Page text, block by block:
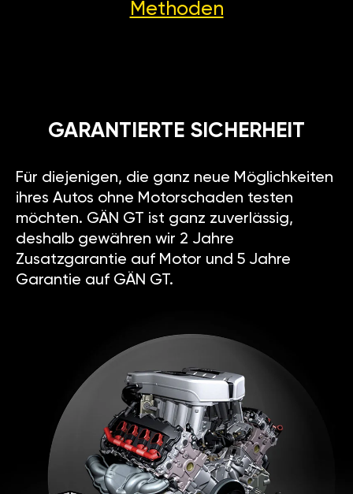
Methoden
GARANTIERTE SICHERHEIT
Für diejenigen, die ganz neue Möglichkeiten
ihres Autos ohne Motorschaden testen
möchten. GÄN GT ist ganz zuverlässig,
deshalb gewähren wir 2 Jahre
Zusatzgarantie auf Motor und 5 Jahre
Garantie auf GÄN GT.